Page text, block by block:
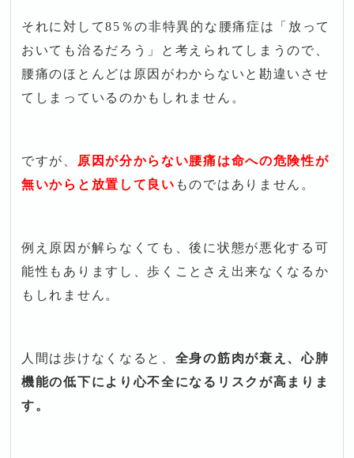
それに対して85％の非特異的な腰痛症は「放って
おいても治るだろう」と考えられてしまうので、
腰痛のほとんどは原因がわからないと勘違いさせ
てしまっているのかもしれません。
ですが、
原因が分からない腰痛は命への危険性が
無いからと放置して良い ものではありません。
例え原因が解らなくても、後に状態が悪化する可
能性もありますし、歩くことさえ出来なくなるか
もしれません。
人間は歩けなくなると、 全身の筋肉が衰え、心肺
機能の低下により心不全になるリスクが高まりま
す。